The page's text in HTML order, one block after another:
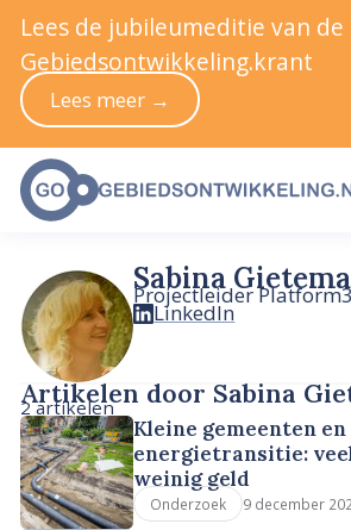
Sabina Gietema
Projectleider
LinkedIn
Artikelen door Sabina
2 artikelen
Kleine gemeenten en
energietransitie:
weinig geld
Onderzoek 9 december
Lees de jubileumeditie van de
Gebiedsontwikkeling.krant
Lees meer →